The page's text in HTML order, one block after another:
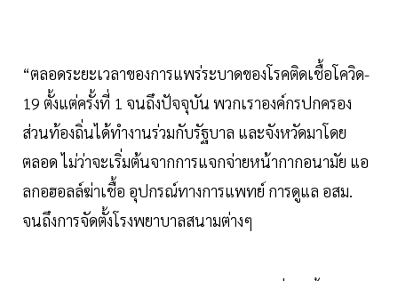
“ตลอดระยะเวลาของการแพร่ระบาดของโรคติดเชื้อโควิด-
19 ตั้งแต่ครั้งที่ 1 จนถึงปัจจุบัน พวกเราองค์กรปกครอง
ส่วนท้องถิ่นได้ทำงานร่วมกับรัฐบาล และจังหวัดมาโดย
ตลอด ไม่ว่าจะเริ่มต้นจากการแจกจ่ายหน้ากากอนามัย แอ
ลกอฮอลล์ฆ่าเชื้อ อุปกรณ์ทางการแพทย์ การดูแล อสม.
จนถึงการจัดตั้งโรงพยาบาลสนามต่างๆ